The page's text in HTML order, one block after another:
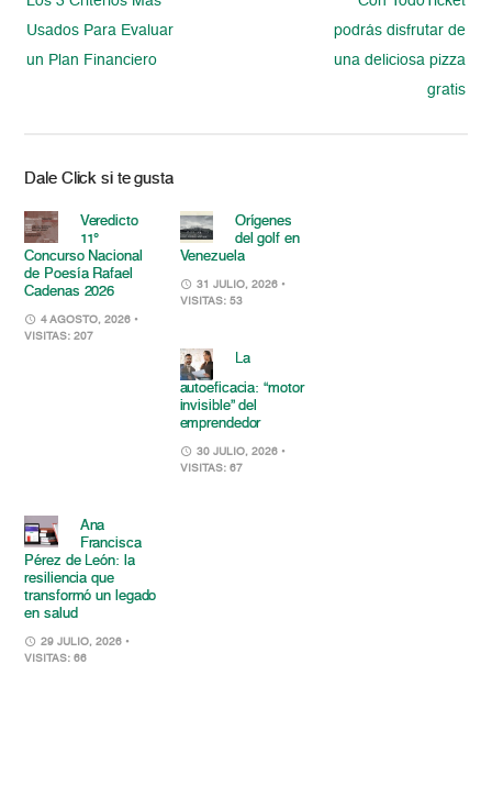
Usados Para Evaluar
un Plan Financiero
podrás disfrutar de
una deliciosa pizza
gratis
Dale Click si te gusta
Veredicto
11°
Concurso Nacional
de Poesía Rafael
Cadenas 2026
4 AGOSTO, 2026 •
VISITAS: 207
Orígenes
del golf en
Venezuela
31 JULIO, 2026 •
VISITAS: 53
La
autoeficacia: “motor
invisible” del
emprendedor
30 JULIO, 2026 •
VISITAS: 67
Ana
Francisca
Pérez de León: la
resiliencia que
transformó un legado
en salud
29 JULIO, 2026 •
VISITAS: 66